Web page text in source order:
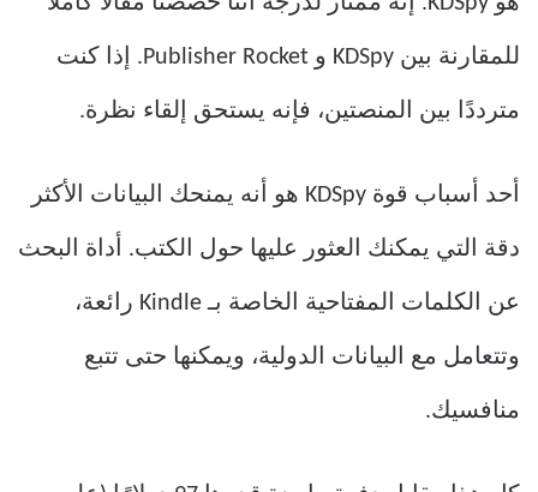
للمقارنة بين KDSpy و Publisher Rocket. إذا كنت
مترددًا بين المنصتين، فإنه يستحق إلقاء نظرة.
أحد أسباب قوة KDSpy هو أنه يمنحك البيانات الأكثر
دقة التي يمكنك العثور عليها حول الكتب. أداة البحث
عن الكلمات المفتاحية الخاصة بـ Kindle رائعة،
وتتعامل مع البيانات الدولية، ويمكنها حتى تتبع
منافسيك.